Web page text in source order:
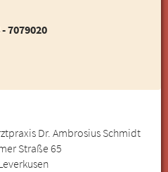
7079020
Dr. Ambrosius Schmidt
Straße 65